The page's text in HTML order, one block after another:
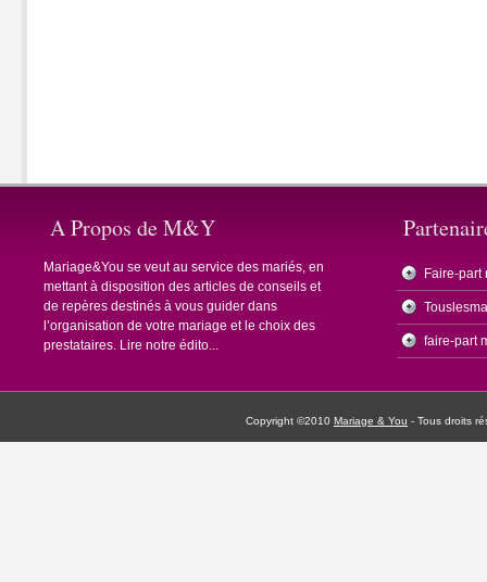
A Propos de M&Y
Mariage&You se veut au service des mariés, en
mettant à disposition des articles de conseils et
de repères destinés à vous guider dans
l’organisation de votre mariage et le choix des
prestataires. Lire notre édito...
Faire-part
faire-part
Copyright ©2010 Mariage & You - Tous droits